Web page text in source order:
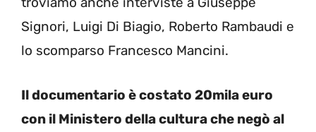
Signori, Luigi Di Biagio, Roberto Rambaudi e
lo scomparso Francesco Mancini.
Il documentario è costato 20mila euro
con il Ministero della cultura che negò al